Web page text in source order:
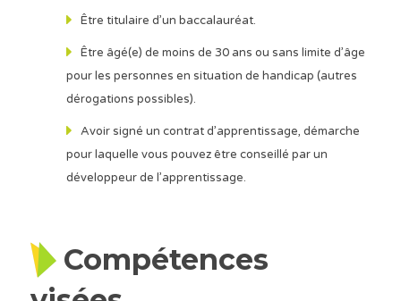
Être titulaire d’un baccalauréat.
Être âgé(e) de moins de 30 ans ou sans limite d’âge
pour les personnes en situation de handicap (autres
dérogations possibles).
Avoir signé un contrat d’apprentissage, démarche
pour laquelle vous pouvez être conseillé par un
développeur de l’apprentissage.
Compétences